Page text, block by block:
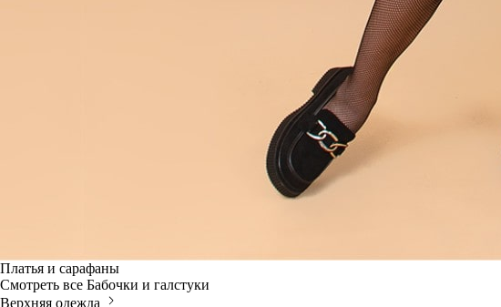
Платья и сарафаны
Смотреть все Бабочки и галстуки
Верхняя одежда